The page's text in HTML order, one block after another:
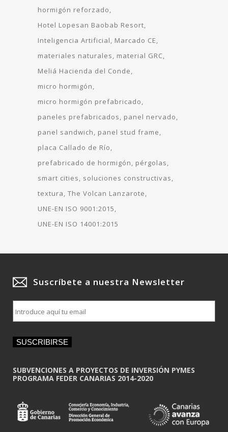
hormigón reforzado
Hotel Lopesan Baobab Resort
Inteligencia Artificial
Marcado CE
materiales naturales
material GRC
Meliá Hacienda del Conde
micro hormigón
micro hormigón prefabricado
paneles prefabricados
panel nervado
panel sandwich
panel stud frame
placa Callado de Río
prefabricado de hormigón
pérgolas
smart cities
soluciones constructivas
textura The Volcan Lanzarote
UNE-EN ISO 9001:2015
UNE-EN ISO 14001:2015
Suscríbete a nuestra Newsletter
m
a
i
SUSCRIBIRSE
SUBVENCIONES A PROYECTOS DE INVERSIÓN PYMES
PROGRAMA FEDER CANARIAS 2014-2020